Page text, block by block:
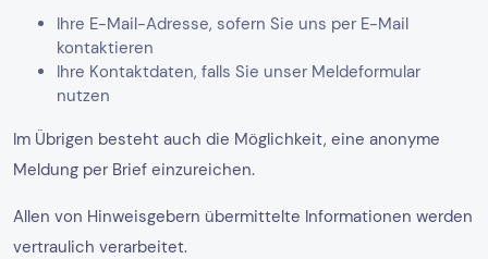
Ihre E-Mail-Adresse, sofern Sie uns per E-Mail
kontaktieren
Ihre Kontaktdaten, falls Sie unser Meldeformular
nutzen
Im Übrigen besteht auch die Möglichkeit, eine anonyme
Meldung per Brief einzureichen.
Allen von Hinweisgebern übermittelte Informationen werden
vertraulich verarbeitet.